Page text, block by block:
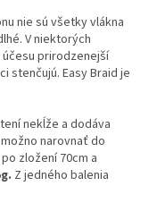
nie sú všetky vlákna
V niektorých
prirodzenejší
stenčujú. Easy Braid je
nekĺže a dodáva
narovnať do
zložení 70cm a
Z jedného balenia